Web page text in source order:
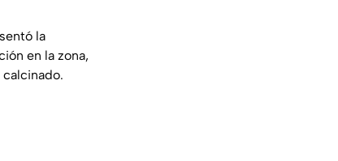
la
en la zona,